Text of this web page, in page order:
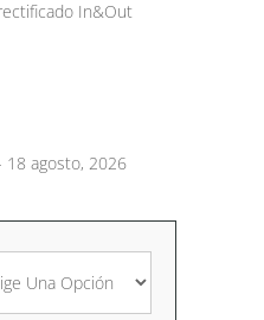
In&Out
18 agosto, 2026